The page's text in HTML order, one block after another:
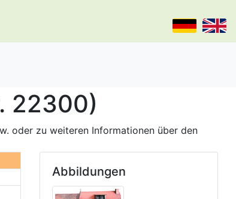
22300)
oder zu weiteren Informationen über den
Abbildungen